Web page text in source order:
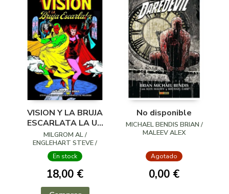
VISION Y LA BRUJA
ESCARLATA LA UN
AÑO EN SUS VIDAS
MILGROM AL /
ENGLEHART STEVE /
HOWELL RICHARD
En stock
18,00 €
No disponible
MICHAEL BENDIS BRIAN /
MALEEV ALEX
Agotado
0,00 €